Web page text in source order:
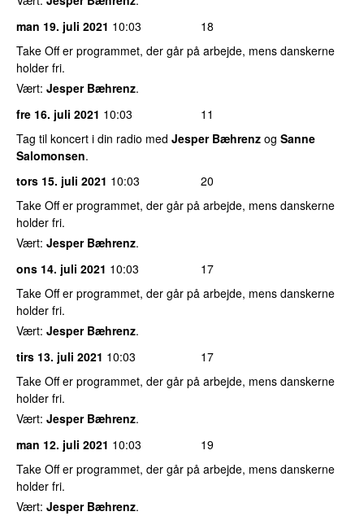
man 19. juli 2021 10:03
18
Take Off er programmet, der går på arbejde, mens danskerne
holder fri.
Vært: Jesper Bæhrenz.
fre 16. juli 2021 10:03
11
Tag til koncert i din radio med Jesper Bæhrenz og Sanne
Salomonsen.
tors 15. juli 2021 10:03
20
Take Off er programmet, der går på arbejde, mens danskerne
holder fri.
Vært: Jesper Bæhrenz.
ons 14. juli 2021 10:03
17
Take Off er programmet, der går på arbejde, mens danskerne
holder fri.
Vært: Jesper Bæhrenz.
tirs 13. juli 2021 10:03
17
Take Off er programmet, der går på arbejde, mens danskerne
holder fri.
Vært: Jesper Bæhrenz.
man 12. juli 2021 10:03
19
Take Off er programmet, der går på arbejde, mens danskerne
holder fri.
Vært: Jesper Bæhrenz.